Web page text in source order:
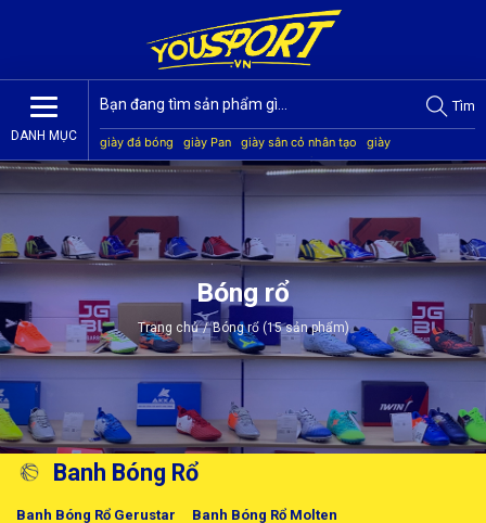
DANH MỤC
Tìm
giày đá bóng giày Pan giày sân cỏ nhân tạo
giày
Jogarbola
giày Mitre giày Akka quần áo bóng đá
giày
Bóng rổ
Trang chủ / Bóng rổ (15 sản phẩm)
Banh Bóng Rổ
Banh Bóng Rổ Gerustar Banh Bóng Rổ Molten